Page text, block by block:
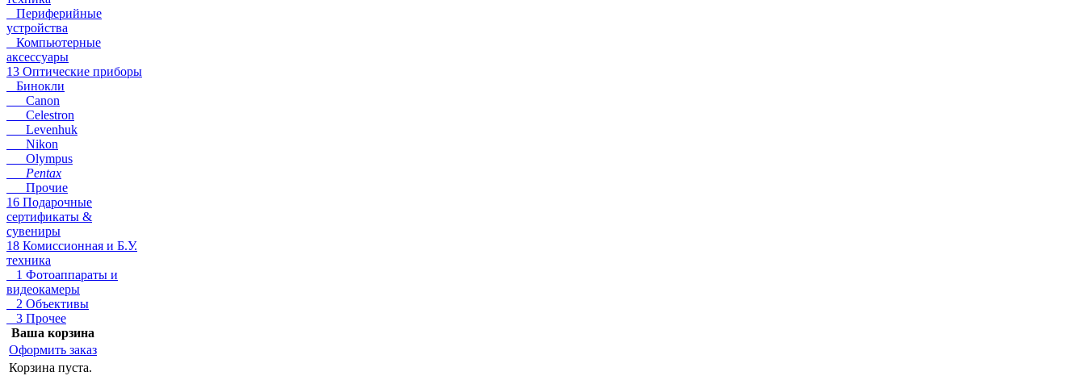
Периферийные
устройства
Компьютерные
аксессуары
13 Оптические приборы
Бинокли
Canon
Celestron
Levenhuk
Nikon
Olympus
Pentax
Прочие
16 Подарочные
сертификаты &
сувениры
18 Комиссионная и Б.У.
техника
1 Фотоаппараты и
видеокамеры
2 Объективы
3 Прочее
Ваша корзина
Оформить заказ
Корзина пуста.